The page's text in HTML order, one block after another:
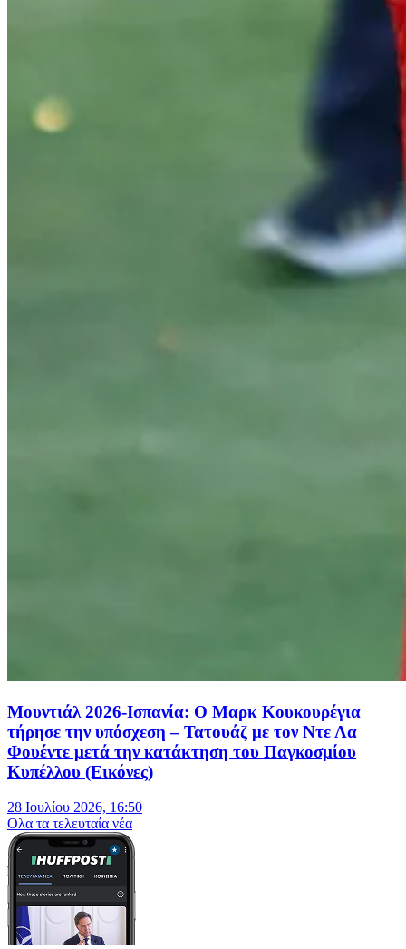
Μουντιάλ 2026-Ισπανία: Ο Μαρκ Κουκουρέγια
τήρησε την υπόσχεση – Τατουάζ με τον Ντε Λα
Φουέντε μετά την κατάκτηση του Παγκοσμίου
Κυπέλλου (Εικόνες)
28 Ιουλίου 2026, 16:50
Oλα τα τελευταία νέα